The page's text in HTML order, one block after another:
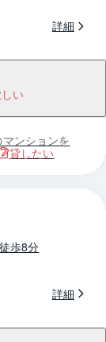
詳細
い
マンションを
貸したい
歩8分
詳細